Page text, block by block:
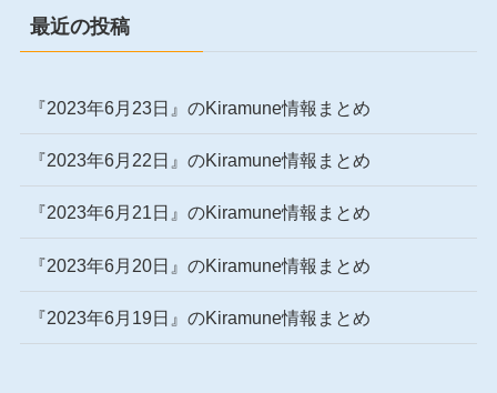
最近の投稿
『2023年6月23日』のKiramune情報まとめ
『2023年6月22日』のKiramune情報まとめ
『2023年6月21日』のKiramune情報まとめ
『2023年6月20日』のKiramune情報まとめ
『2023年6月19日』のKiramune情報まとめ